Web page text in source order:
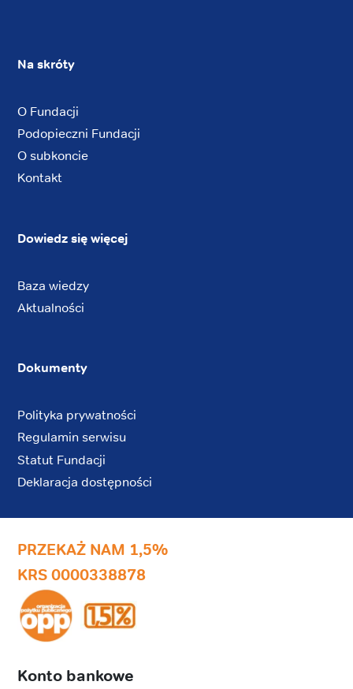
Na skróty
O Fundacji
Podopieczni Fundacji
O subkoncie
Kontakt
Dowiedz się więcej
Baza wiedzy
Aktualności
Dokumenty
Polityka prywatności
Regulamin serwisu
Statut Fundacji
Deklaracja dostępności
PRZEKAŻ NAM 1,5%
KRS 0000338878
Konto bankowe